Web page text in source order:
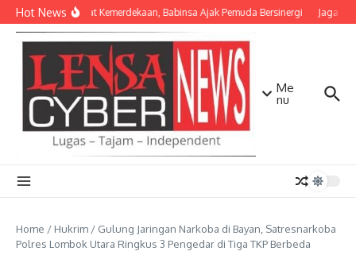
Lewati ke konten
Hot NewsSemangat Kemerdekaan, Babinsa Ajak Pemuda Bersinergi Jaga
Me
nu
Home / Hukrim / Gulung Jaringan Narkoba di Bayan, Satresnarkoba
Polres Lombok Utara Ringkus 3 Pengedar di Tiga TKP Berbeda